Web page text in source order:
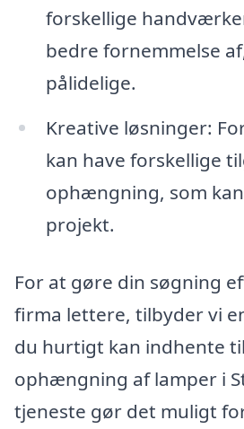
forskellige
bedre fornemmelse
pålidelige.
Kreative løsninger:
kan have forskellige
ophængning, som
projekt.
For at gøre din søgning
firma lettere, tilbyder vi
du hurtigt kan indhente
ophængning af lamper i
tjeneste gør det muligt